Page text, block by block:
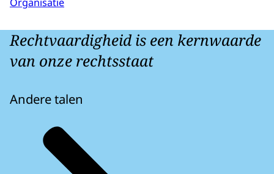
Rechtvaardigheid is een kernwaarde
van onze rechtsstaat
Andere talen